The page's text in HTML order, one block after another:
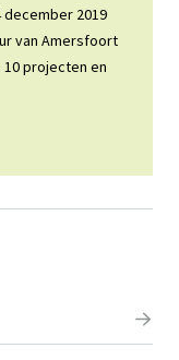
2019
van Amersfoort
projecten en